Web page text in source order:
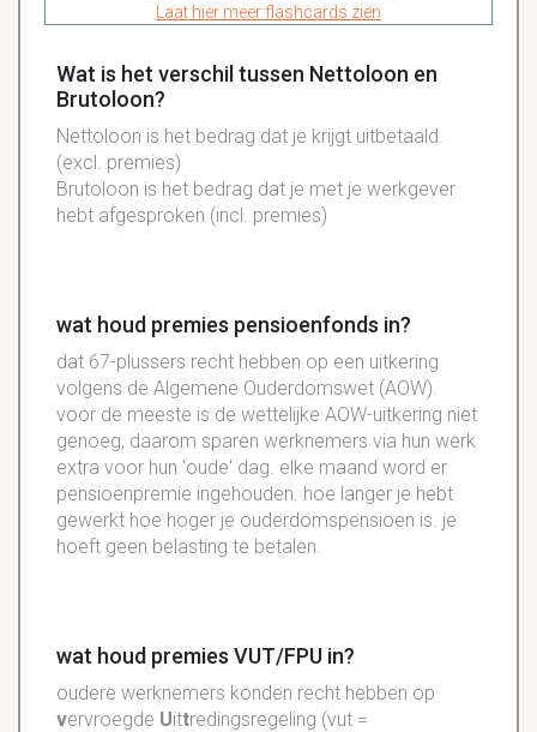
Laat hier meer flashcards zien
Wat is het verschil tussen Nettoloon en
Brutoloon?
Nettoloon is het bedrag dat je krijgt uitbetaald.
(excl. premies)
Brutoloon is het bedrag dat je met je werkgever
hebt afgesproken (incl. premies)
wat houd premies pensioenfonds in?
dat 67-plussers recht hebben op een uitkering
volgens de Algemene Ouderdomswet (AOW).
voor de meeste is de wettelijke AOW-uitkering niet
genoeg, daarom sparen werknemers via hun werk
extra voor hun 'oude' dag. elke maand word er
pensioenpremie ingehouden. hoe langer je hebt
gewerkt hoe hoger je ouderdomspensioen is. je
hoeft geen belasting te betalen.
wat houd premies VUT/FPU in?
oudere werknemers konden recht hebben op
vervroegde Uittredingsregeling (vut =